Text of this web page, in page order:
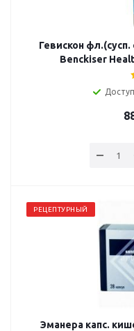
Гевискон
Benckiser
РЕЦЕПТУРНЫЙ
Эманера капс.